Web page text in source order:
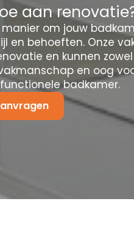
aan
om jouw
en behoeften. Onze
en kunnen
en oog
badkamer.